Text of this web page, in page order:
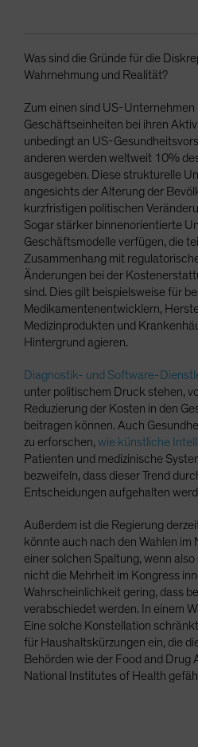
Was sind die Gründe für die
Wahrnehmung und Realität?
Zum einen sind US-Unternehmen
Geschäftseinheiten bei ihren
unbedingt an US-
anderen werden weltweit 10%
ausgegeben. Diese strukturelle
angesichts der Alterung der
kurzfristigen politischen
Sogar stärker binnenorientierte
Geschäftsmodelle verfügen, die
Zusammenhang mit
Änderungen bei der
sind. Dies gilt beispielsweise für
Medikamentenentwicklern,
Medizinprodukten und
Hintergrund agieren.
Diagnostik- und Software-
unter politischem Druck stehen,
Reduzierung der Kosten in den
beitragen können. Auch
zu erforschen, wie künstliche
Patienten und medizinische
bezweifeln, dass dieser Trend
Entscheidungen aufgehalten
Außerdem ist die Regierung
könnte auch nach den Wahlen im
einer solchen Spaltung, wenn
nicht die Mehrheit im Kongress
Wahrscheinlichkeit gering, dass
verabschiedet werden. In einem
Eine solche Konstellation
für Haushaltskürzungen ein, die
Behörden wie der Food and Drug
National Institutes of Health